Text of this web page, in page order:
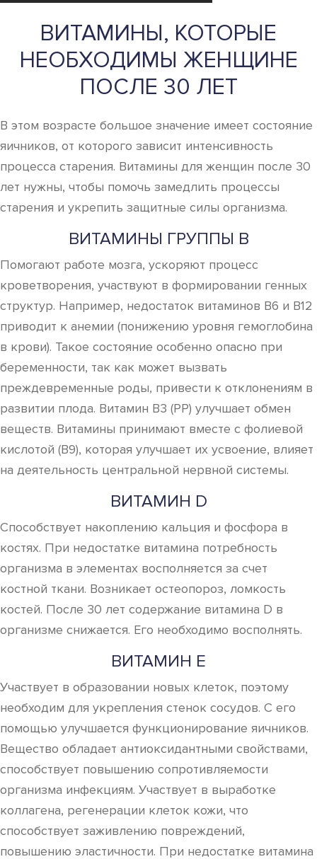
ВИТАМИНЫ, КОТОРЫЕ
НЕОБХОДИМЫ ЖЕНЩИНЕ
ПОСЛЕ 30 ЛЕТ
В этом возрасте большое значение имеет состояние
яичников, от которого зависит интенсивность
процесса старения. Витамины для женщин после 30
лет нужны, чтобы помочь замедлить процессы
старения и укрепить защитные силы организма.
ВИТАМИНЫ ГРУППЫ B
Помогают работе мозга, ускоряют процесс
кроветворения, участвуют в формировании генных
структур. Например, недостаток витаминов B6 и B12
приводит к анемии (понижению уровня гемоглобина
в крови). Такое состояние особенно опасно при
беременности, так как может вызвать
преждевременные роды, привести к отклонениям в
развитии плода. Витамин B3 (PP) улучшает обмен
веществ. Витамины принимают вместе с фолиевой
кислотой (B9), которая улучшает их усвоение, влияет
на деятельность центральной нервной системы.
ВИТАМИН D
Способствует накоплению кальция и фосфора в
костях. При недостатке витамина потребность
организма в элементах восполняется за счет
костной ткани. Возникает остеопороз, ломкость
костей. После 30 лет содержание витамина D в
организме снижается. Его необходимо восполнять.
ВИТАМИН Е
Участвует в образовании новых клеток, поэтому
необходим для укрепления стенок сосудов. С его
помощью улучшается функционирование яичников.
Вещество обладает антиоксидантными свойствами,
способствует повышению сопротивляемости
организма инфекциям. Участвует в выработке
коллагена, регенерации клеток кожи, что
способствует заживлению повреждений,
повышению эластичности. При недостатке витамина